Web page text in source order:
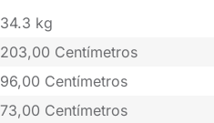
34.3 kg
203,00 Centímetros
96,00 Centímetros
73,00 Centímetros